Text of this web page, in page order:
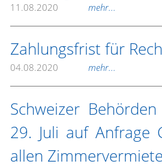
11.08.2020 mehr...
Zahlungsfrist für
04.08.2020 mehr...
Schweizer
29. Juli auf Anfrage
allen